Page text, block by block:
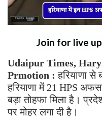
Join for live
Udaipur Times,
Prmotion :हरियाणा
हरियाणा में 21 HPS
बड़ा तोहफा मिला है।
पर मोहर लगा दी है।